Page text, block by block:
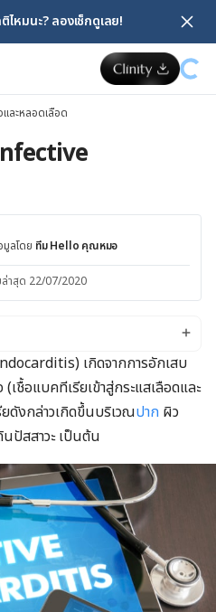
หมนะ? ลองเช็กดูเลย!
ละหลอดเลือด
ลโดย ทีม Hello คุณหมอ
ล่าสุด 22/07/2020
ตัวเอง
เกิดจากการอักเสบ
เชื้อแบคทีเรียเข้าสู่กระแสเลือดและ
ยดังกล่าวเกิดขึ้นบริเวณปาก ผิว
นปัสสาวะ เป็นต้น